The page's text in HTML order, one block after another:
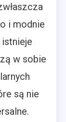
i modnie
w sobie
są nie